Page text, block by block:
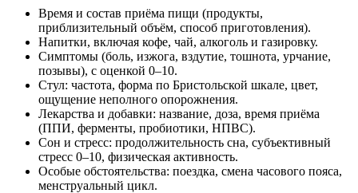
Время и состав приёма пищи (продукты,
приблизительный объём, способ приготовления).
Напитки, включая кофе, чай, алкоголь и газировку.
Симптомы (боль, изжога, вздутие, тошнота, урчание,
позывы), с оценкой 0–10.
Стул: частота, форма по Бристольской шкале, цвет,
ощущение неполного опорожнения.
Лекарства и добавки: название, доза, время приёма
(ППИ, ферменты, пробиотики, НПВС).
Сон и стресс: продолжительность сна, субъективный
стресс 0–10, физическая активность.
Особые обстоятельства: поездка, смена часового пояса,
менструальный цикл.